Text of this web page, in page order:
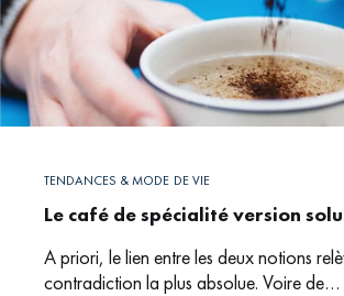
TENDANCES & MODE DE VIE
Le café de spécialité version
A priori, le lien entre les deux notions
contradiction la plus absolue. Voire de